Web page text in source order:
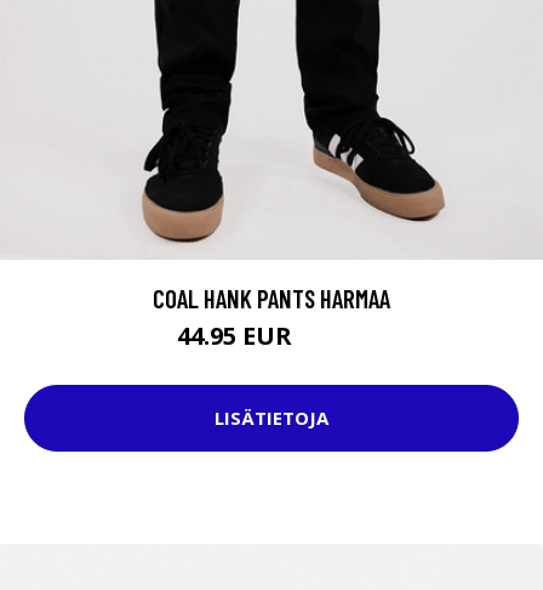
COAL HANK PANTS HARMAA
44.95 EUR
LISÄTIETOJA